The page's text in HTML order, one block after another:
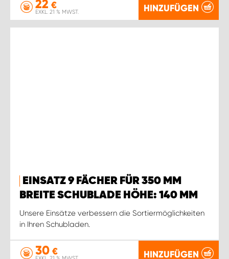
22 €
EXKL. 21 % MWST. HINZUFÜGEN
EINSATZ 9 FÄCHER FÜR 350 MM
BREITE SCHUBLADE HÖHE: 140 MM
Unsere Einsätze verbessern die Sortiermöglichkeiten
in Ihren Schubladen.
30 € HINZUFÜGEN